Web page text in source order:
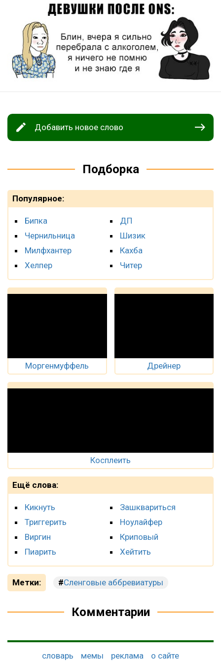
Добавить новое слово
Подборка
Популярное:
Бипка
Чернильница
Милфхантер
Хелпер
ДП
Шизик
Кахба
Читер
Моргенмуффель Дрейнер
Косплеить
Ещё слова:
Кикнуть
Триггерить
Виргин
Пиарить
Зашквариться
Ноулайфер
Криповый
Хейтить
Метки: Сленговые аббревиатуры
Комментарии
словарь мемы реклама о сайте